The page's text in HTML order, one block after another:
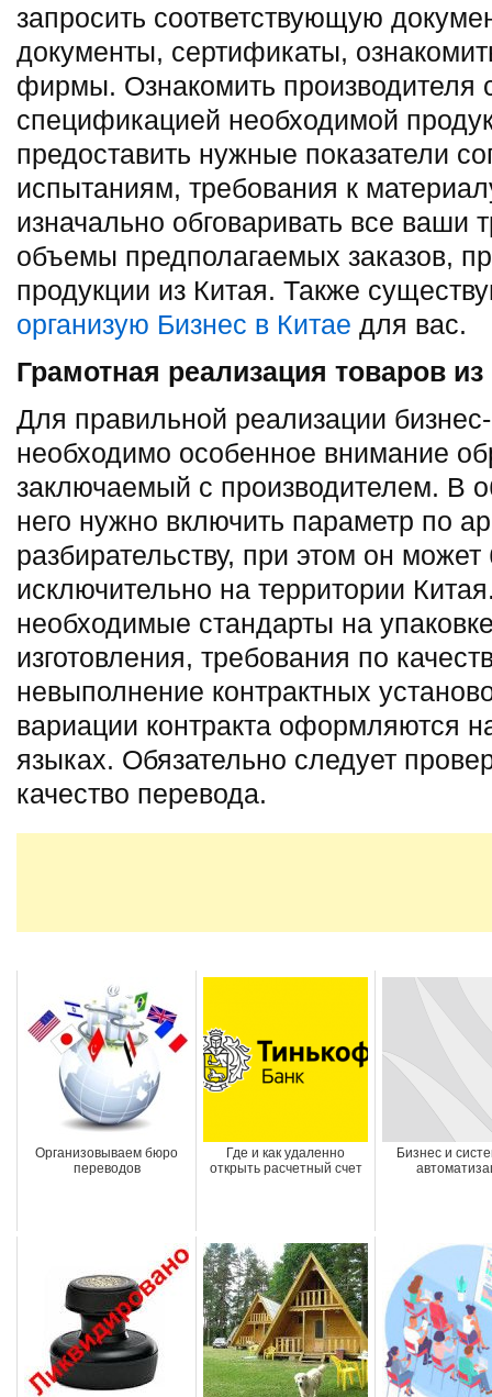
запросить соответствующую
документы, сертификаты,
фирмы. Ознакомить производителя
спецификацией необходимой
предоставить нужные показатели
испытаниям, требования к
изначально обговаривать все ваши
объемы предполагаемых заказов,
продукции из Китая. Также
организую Бизнес в Китае для вас.
Грамотная реализация товаров из
Для правильной реализации
необходимо особенное внимание
заключаемый с производителем. В
него нужно включить параметр по
разбирательству, при этом он
исключительно на территории
необходимые стандарты на
изготовления, требования по
невыполнение контрактных
вариации контракта оформляются
языках. Обязательно следует
качество перевода.
Организовываем бюро
переводов
Где и как удаленно
открыть расчетный счет
Бизнес и